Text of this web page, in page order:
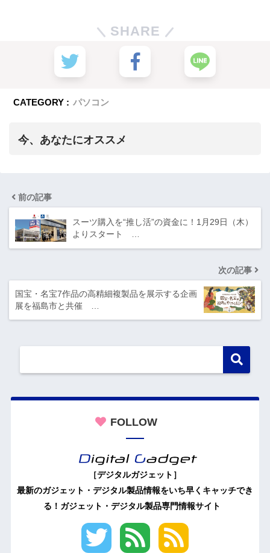
SHARE
CATEGORY : パソコン
今、あなたにオススメ
前の記事
スーツ購入を“推し活”の資金に！1月29日（木）
よりスタート …
次の記事
国宝・名宝7作品の高精細複製品を展示する企画
展を福島市と共催 …
FOLLOW
［デジタルガジェット］
最新のガジェット・デジタル製品情報をいち早くキャッチでき
る！ガジェット・デジタル製品専門情報サイト